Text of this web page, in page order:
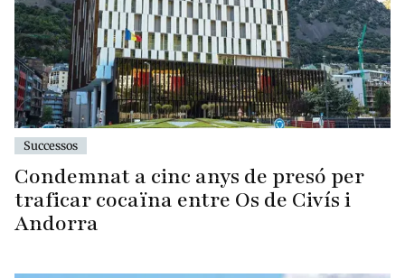
Successos
Condemnat a cinc anys de presó per
traficar cocaïna entre Os de Civís i
Andorra